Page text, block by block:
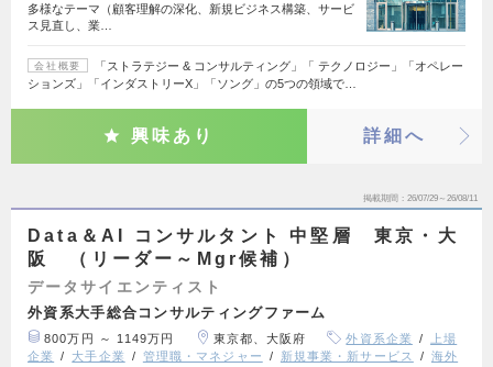
多様なテーマ（顧客理解の深化、新規ビジネス構築、サービ
ス見直し、業…
会社概要
「ストラテジー & コンサルティング」「 テクノロジー」「オペレー
ションズ」「インダストリーX」「ソング」の5つの領域で…
興味あり 詳細へ
掲載期間 26/07/29～26/08/11
Data＆AI コンサルタント 中堅層 東京・大
阪 （リーダー～Mgr候補）
データサイエンティスト
外資系大手総合コンサルティングファーム
800万円 ～ 1149万円 東京都、大阪府 外資系企業
上場
企業
大手企業 管理職・マネジャー 新規事業・新サービス 海外